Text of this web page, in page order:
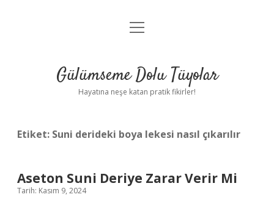
Anasayfa
Yasal Uyarı
menüyü
Gülümseme Dolu Tüyolar
Hayatına neşe katan pratik fikirler!
Etiket: Suni derideki boya lekesi nasıl çıkarılır
Aseton Suni Deriye Zarar Verir Mi
Tarih: Kasım 9, 2024